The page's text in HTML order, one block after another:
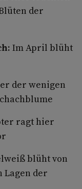
der
Im April blüht
der wenigen
ragt hier
blüht von
Lagen der